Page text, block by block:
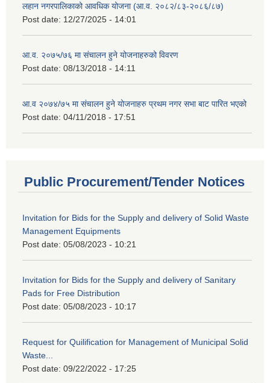
लहान नगरपालिकाको आवधिक योजना (आ.व. २०८२/८३-२०८६/८७)
Post date: 12/27/2025 - 14:01
आ.व. २०७५/७६ मा संचालन हुने योजनाहरुको विवरण
Post date: 08/13/2018 - 14:11
आ.व २०७४/७५ मा संचालन हुने योजनाहरु प्रथम नगर सभा बाट पारित भएको
Post date: 04/11/2018 - 17:51
Public Procurement/Tender Notices
Invitation for Bids for the Supply and delivery of Solid Waste
Management Equipments
Post date: 05/08/2023 - 10:21
Invitation for Bids for the Supply and delivery of Sanitary
Pads for Free Distribution
Post date: 05/08/2023 - 10:17
Request for Quilification for Management of Municipal Solid
Waste...
Post date: 09/22/2022 - 17:25